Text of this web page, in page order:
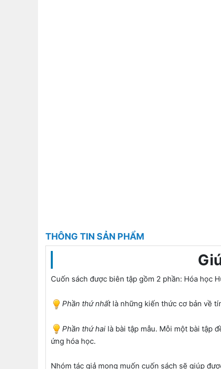
THÔNG TIN SẢN PHẨM
Cuốn sách được biên tập gồm 2 phần: Hóa học
Phần thứ nhấtlà những kiến thức cơ bản về
Phần thứ hai là bài tập mẫu. Mỗi một bài tập
ứng hóa học.
Nhóm tác giả mong muốn cuốn sách sẽ giúp